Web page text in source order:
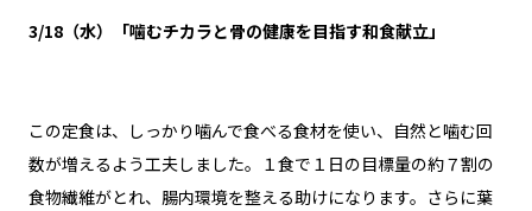
3/18（水）「噛むチカラと骨の健康を目指す和食献立」
この定食は、しっかり噛んで食べる食材を使い、自然と噛む回
数が増えるよう工夫しました。１食で１日の目標量の約７割の
食物繊維がとれ、腸内環境を整える助けになります。さらに葉